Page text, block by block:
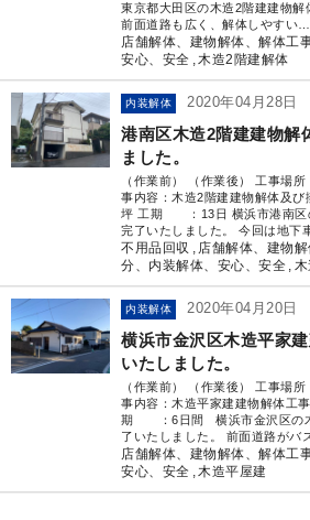
東京都大田区の木造2階建建物解
前面道路も広く、解体しやすい…
店舗解体、建物解体、解体工
安心、安全 木造2階建解体
内装解体 2020年04月28日
港南区木造2階建建物解
ました。
（作業前） （作業後） 工事場
事内容：木造2階建建物解体及
坪 工期 ：13日 横浜市港南区
完了いたしました。 今回は地下
不用品回収
店舗解体、建物
分、内装解体、安心、安全
内装解体 2020年04月20日
横浜市金沢区木造平家
いたしました。
（作業前） （作業後） 工事場
事内容：木造平家建建物解体
期 ：6日間 横浜市金沢区の木
了いたしました。 前面道路がバ
店舗解体、建物解体、解体工
安心、安全 木造平屋建